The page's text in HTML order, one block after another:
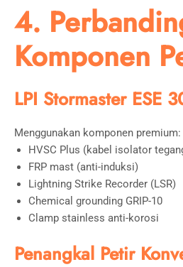
4.
Komponen
LPI Stormaster ESE
Menggunakan komponen premium:
HVSC Plus (kabel isolator
FRP mast (anti-induksi)
Lightning Strike Recorder (LSR)
Chemical grounding GRIP-10
Clamp stainless anti-korosi
Penangkal Petir